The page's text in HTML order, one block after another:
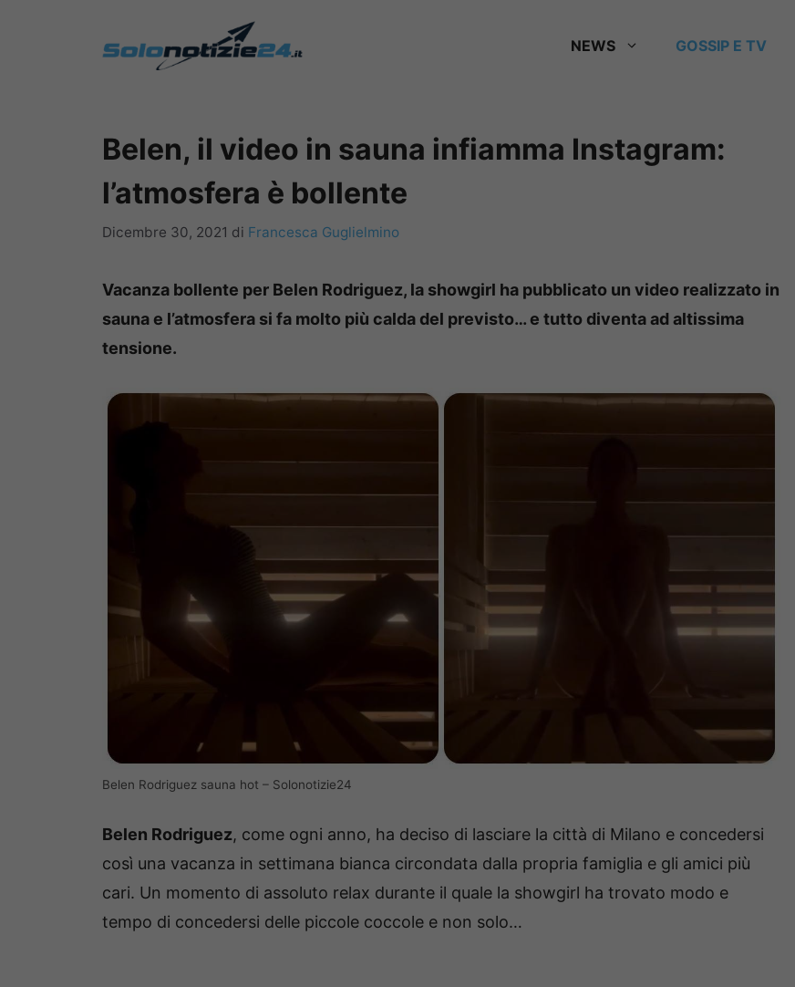
NEWS GOSSIP E TV
Belen, il video in sauna infiamma Instagram:
l’atmosfera è bollente
Dicembre 30, 2021 di Francesca Guglielmino
Vacanza bollente per Belen Rodriguez, la showgirl ha pubblicato un video realizzato in
sauna e l’atmosfera si fa molto più calda del previsto… e tutto diventa ad altissima
tensione.
Belen Rodriguez sauna hot – Solonotizie24
Belen Rodriguez, come ogni anno, ha deciso di lasciare la città di Milano e concedersi
così una vacanza in settimana bianca circondata dalla propria famiglia e gli amici più
cari. Un momento di assoluto relax durante il quale la showgirl ha trovato modo e
tempo di concedersi delle piccole coccole e non solo…